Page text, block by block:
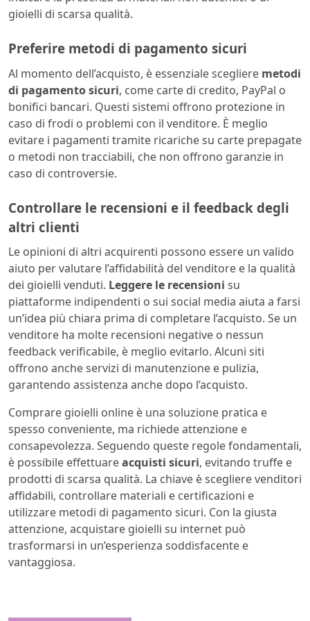
gioielli di scarsa qualità.
Preferire metodi di pagamento sicuri
Al momento dell’acquisto, è essenziale scegliere metodi
di pagamento sicuri, come carte di credito, PayPal o
bonifici bancari. Questi sistemi offrono protezione in
caso di frodi o problemi con il venditore. È meglio
evitare i pagamenti tramite ricariche su carte prepagate
o metodi non tracciabili, che non offrono garanzie in
caso di controversie.
Controllare le recensioni e il feedback degli
altri clienti
Le opinioni di altri acquirenti possono essere un valido
aiuto per valutare l’affidabilità del venditore e la qualità
dei gioielli venduti. Leggere le recensioni su
piattaforme indipendenti o sui social media aiuta a farsi
un’idea più chiara prima di completare l’acquisto. Se un
venditore ha molte recensioni negative o nessun
feedback verificabile, è meglio evitarlo. Alcuni siti
offrono anche servizi di manutenzione e pulizia,
garantendo assistenza anche dopo l’acquisto.
Comprare gioielli online è una soluzione pratica e
spesso conveniente, ma richiede attenzione e
consapevolezza. Seguendo queste regole fondamentali,
è possibile effettuareacquisti sicuri, evitando truffe e
prodotti di scarsa qualità. La chiave è scegliere venditori
affidabili, controllare materiali e certificazioni e
utilizzare metodi di pagamento sicuri. Con la giusta
attenzione, acquistare gioielli su internet può
trasformarsi in un’esperienza soddisfacente e
vantaggiosa.